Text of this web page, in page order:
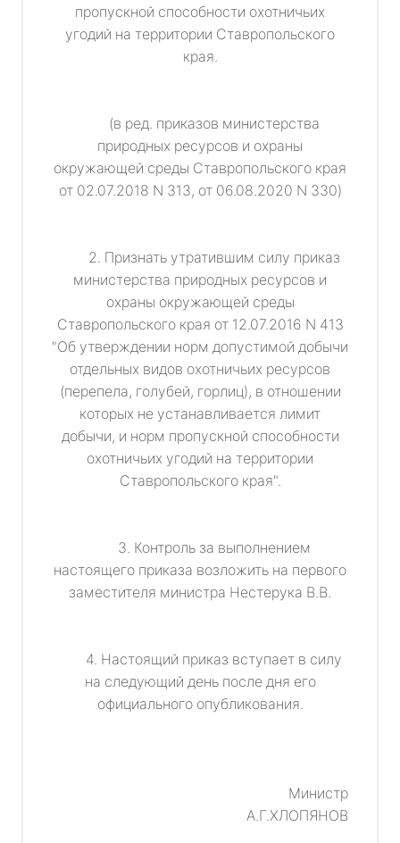
пропускной способности охотничьих
угодий на территории Ставропольского
края.
(в ред. приказов министерства
природных ресурсов и охраны
окружающей среды Ставропольского края
от 02.07.2018 N 313, от 06.08.2020 N 330)
2. Признать утратившим силу приказ
министерства природных ресурсов и
охраны окружающей среды
Ставропольского края от 12.07.2016 N 413
"Об утверждении норм допустимой добычи
отдельных видов охотничьих ресурсов
(перепела, голубей, горлиц), в отношении
которых не устанавливается лимит
добычи, и норм пропускной способности
охотничьих угодий на территории
Ставропольского края".
3. Контроль за выполнением
настоящего приказа возложить на первого
заместителя министра Нестерука В.В.
4. Настоящий приказ вступает в силу
на следующий день после дня его
официального опубликования.
Министр
А.Г.ХЛОПЯНОВ